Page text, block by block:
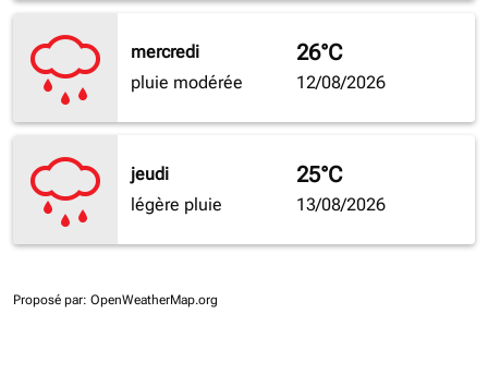
mercredi
pluie modérée
26°C
12/08/2026
jeudi
légère pluie
25°C
13/08/2026
Proposé par: OpenWeatherMap.org